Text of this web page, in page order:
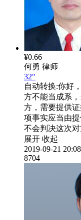
¥0.66
何勇 律师
32"
自动转换:你好
方不能当成系
方，需要提供
项事实应当由
不会判决这次对
展开 收起
2019-09-21
8704